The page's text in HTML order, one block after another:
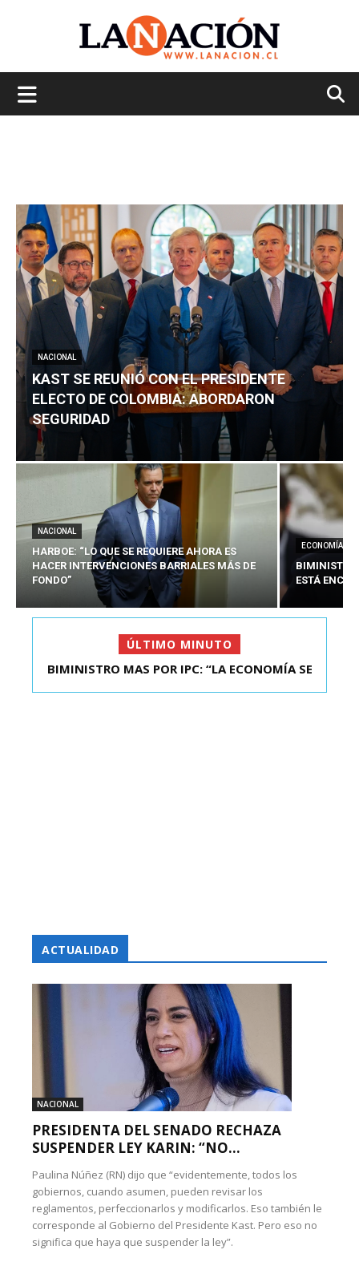
NACIONAL
KAST SE REUNIÓ CON EL PRESIDENTE
ELECTO DE COLOMBIA: ABORDARON
SEGURIDAD
NACIONAL
HARBOE: “LO QUE SE REQUIERE AHORA ES
HACER INTERVENCIONES BARRIALES MÁS DE
FONDO”
ECONOMÍA
BIMINISTRO
ESTÁ
ÚLTIMO MINUTO
KAST SE REUNIÓ CON EL PRESIDENTE ELECTO DE
BIMINISTRO MAS POR IPC: “LA ECONOMÍA SE
ACTUALIDAD
NACIONAL
PRESIDENTA DEL SENADO RECHAZA
SUSPENDER LEY KARIN: “NO...
Paulina Núñez (RN) dijo que “evidentemente, todos los
gobiernos, cuando asumen, pueden revisar los
reglamentos, perfeccionarlos y modificarlos. Eso también le
corresponde al Gobierno del Presidente Kast. Pero eso no
significa que haya que suspender la ley”.